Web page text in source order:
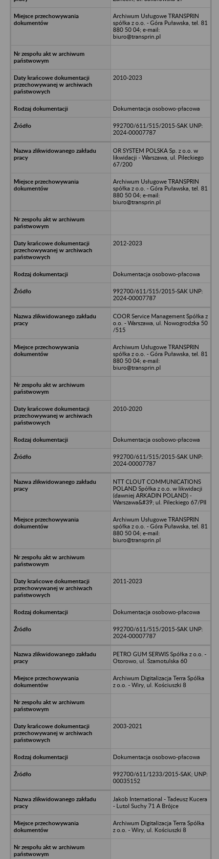
Archiwum Usługowe TRANSPRIN
spółka z o.o. - Góra Puławska, tel. 81
880 50 04; e-mail:
biuro@transprin.pl
2010-2023
Dokumentacja osobowo-płacowa
992700/611/515/2015-SAK UNP:
2024-00007787
OR SYSTEM POLSKA Sp. z o.o. w
likwidacji - Warszawa, ul. Pileckiego
67/200
Archiwum Usługowe TRANSPRIN
spółka z o.o. - Góra Puławska, tel. 81
880 50 04; e-mail:
biuro@transprin.pl
2012-2023
Dokumentacja osobowo-płacowa
992700/611/515/2015-SAK UNP:
2024-00007787
COOR Service Management Spółka z
o.o. - Warszawa, ul. Nowogrodzka 50
/515
Archiwum Usługowe TRANSPRIN
spółka z o.o. - Góra Puławska, tel. 81
880 50 04; e-mail:
biuro@transprin.pl
2010-2020
Dokumentacja osobowo-płacowa
992700/611/515/2015-SAK UNP:
2024-00007787
NTT CLOUT COMMUNICATIONS
POLAND Spółka z o.o. w likwidacji
(dawniej ARKADIN POLAND) -
Warszawa&#39; ul. Pileckiego 67/PII
Archiwum Usługowe TRANSPRIN
spółka z o.o. - Góra Puławska, tel. 81
880 50 04; e-mail:
biuro@transprin.pl
2011-2023
Dokumentacja osobowo-płacowa
992700/611/515/2015-SAK UNP:
2024-00007787
PETRO GUM SERWIS Spółka z o.o. -
Otorowo, ul. Szamotulska 60
Archiwum Digitalizacja Terra Spólka
z o.o. - Wiry, ul. Kościuszki 8
2003-2021
Dokumentacja osobowo-płacowa
992700/611/1233/2015-SAK; UNP:
00035152
Jakob International - Tadeusz Kucera
- Lutol Suchy 71 A Brójce
Archiwum Digitalizacja Terra Spólka
z o.o. - Wiry, ul. Kościuszki 8